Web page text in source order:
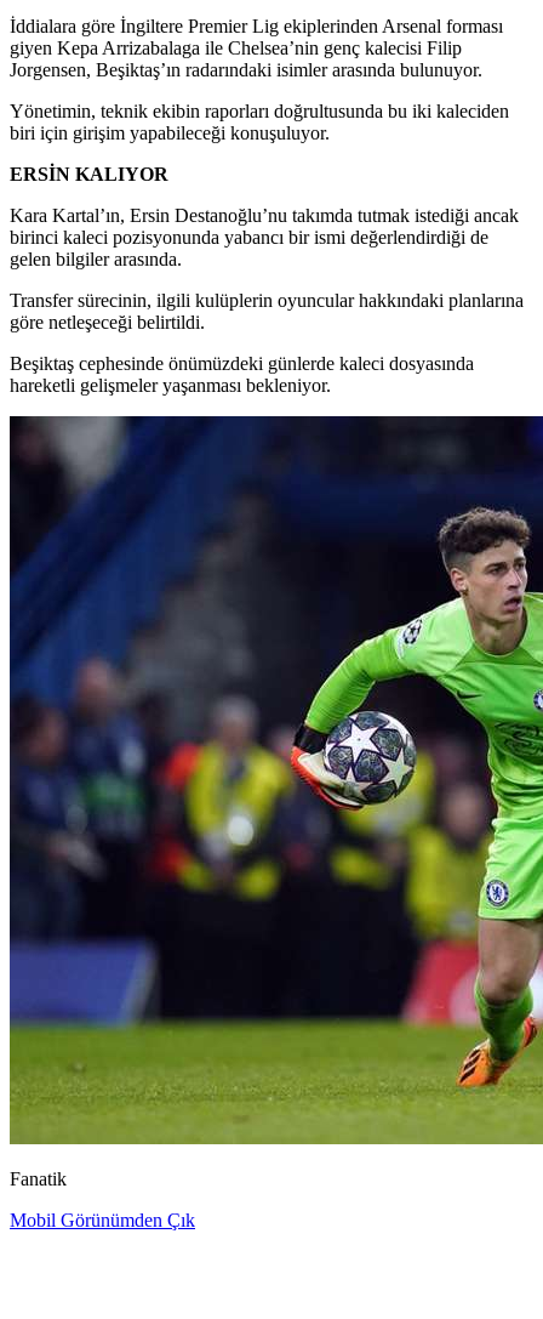
İddialara göre İngiltere Premier Lig ekiplerinden Arsenal forması
giyen Kepa Arrizabalaga ile Chelsea’nin genç kalecisi Filip
Jorgensen, Beşiktaş’ın radarındaki isimler arasında bulunuyor.
Yönetimin, teknik ekibin raporları doğrultusunda bu iki kaleciden
biri için girişim yapabileceği konuşuluyor.
ERSİN KALIYOR
Kara Kartal’ın, Ersin Destanoğlu’nu takımda tutmak istediği ancak
birinci kaleci pozisyonunda yabancı bir ismi değerlendirdiği de
gelen bilgiler arasında.
Transfer sürecinin, ilgili kulüplerin oyuncular hakkındaki planlarına
göre netleşeceği belirtildi.
Beşiktaş cephesinde önümüzdeki günlerde kaleci dosyasında
hareketli gelişmeler yaşanması bekleniyor.
Fanatik
Mobil Görünümden Çık